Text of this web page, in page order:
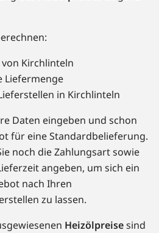
Kirchlinteln
Liefermenge
in Kirchlinteln
Daten eingeben und schon
für eine Standardbelieferung.
noch die Zahlungsart sowie
angeben, um sich ein
nach Ihren
zu lassen.
Heizölpreisesind